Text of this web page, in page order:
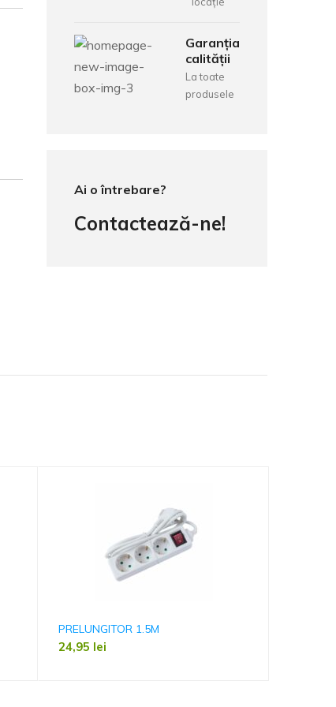
Garanția
calității
La toate
produsele
Ai o întrebare?
Contactează-ne!
PRELUNGITOR 1.5M
24,95 lei